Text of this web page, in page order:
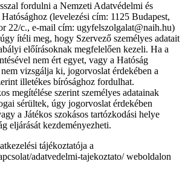
fordulni a Nemzeti Adatvédelmi és
(levelezési cím: 1125 Budapest,
22/c., e-mail cím: ugyfelszolgalat@naih.hu)
ítéli meg, hogy Szervező személyes adatait
előírásoknak megfelelően kezeli. Ha a
nem ért egyet, vagy a Hatóság
vizsgálja ki, jogorvoslat érdekében a
illetékes bírósághoz fordulhat.
megítélése szerint személyes adatainak
sérültek, úgy jogorvoslat érdekében
a Játékos szokásos tartózkodási helye
eljárását kezdeményezheti.
tájékoztatója a
adatvedelmi-tajekoztato/ weboldalon